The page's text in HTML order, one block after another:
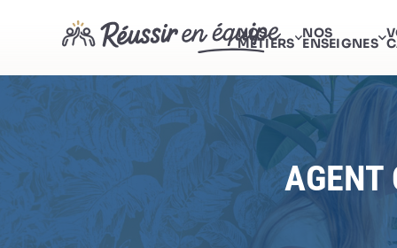
NOS
MÉTIERS
NOS
ENSEIGNES